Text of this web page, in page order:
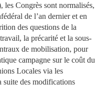
les Congrès sont normalisés,
de l’an dernier et en
des questions de la
la précarité et la sous-
de mobilisation, pour
campagne sur le coût du
Locales via les
suite des modifications